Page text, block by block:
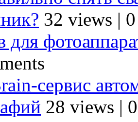
32 views |
для
сервис
28 views |